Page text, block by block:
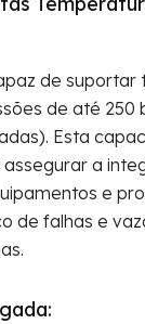
de
de até 250
Esta
a
e
de falhas e